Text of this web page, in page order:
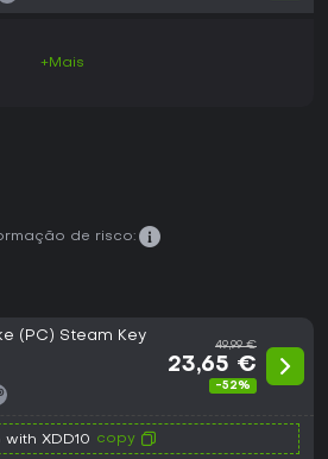
+Mais
de risco:
(PC) Steam Key
49,99 €
23,65 €
-52%
with XDD10 copy